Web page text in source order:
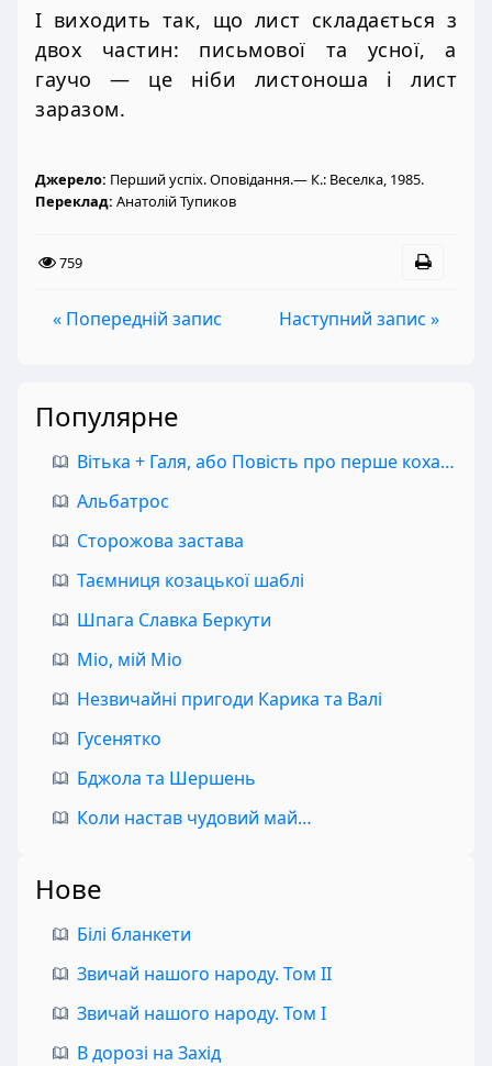
І виходить так, що лист складається з
двох частин: письмової та усної, а
гаучо — це ніби листоноша і лист
заразом.
Джерело: Перший успіх. Оповідання.— К.: Веселка, 1985.
Переклад: Анатолій Тупиков
759
« Попередній запис Наступний запис »
Популярне
Вітька + Галя, або Повість про перше кохання
Альбатрос
Сторожова застава
Таємниця козацької шаблі
Шпага Славка Беркути
Міо, мій Міо
Незвичайні пригоди Карика та Валі
Гусенятко
Бджола та Шершень
Коли настав чудовий май…
Нове
Білі бланкети
Звичай нашого народу. Том II
Звичай нашого народу. Том I
В дорозі на Захід